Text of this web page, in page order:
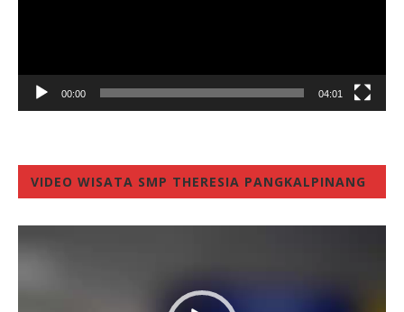
00:00 04:01
VIDEO WISATA SMP THERESIA PANGKALPINANG